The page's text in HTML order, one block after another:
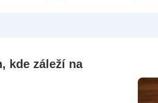
kde záleží na